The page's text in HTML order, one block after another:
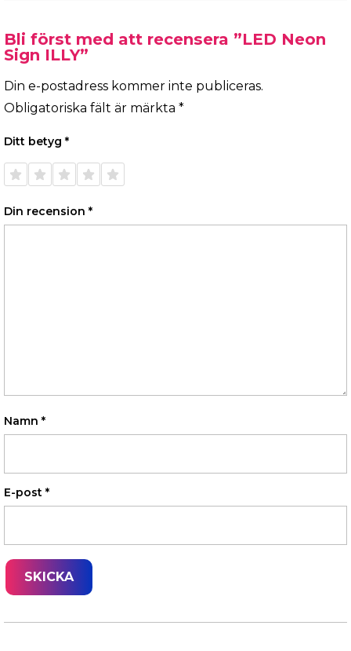
Bli först med att recensera ”LED Neon
Sign ILLY”
Din e-postadress kommer inte publiceras.
Obligatoriska fält är märkta *
Ditt betyg *
1 av 5
stjärnor
2 av 5
stjärnor
3 av 5
stjärnor
4 av 5
stjärnor
5 av 5
stjärnor
Din recension *
Namn *
E-post *